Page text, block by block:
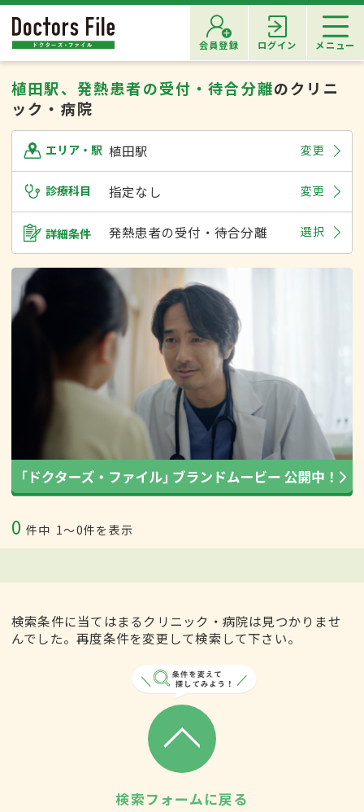
会員登録 ログイン メニュー
植田駅、発熱患者の受付・待合分離のクリニ
ック・病院
エリア・駅 植田駅 変更
診療科目 指定なし 変更
詳細条件 発熱患者の受付・待合分離 選択
0 件中 1〜0件を表示
検索条件に当てはまるクリニック・病院は見つかりませ
んでした。再度条件を変更して検索して下さい。
検索フォームに戻る